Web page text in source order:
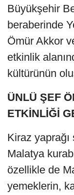
Büyükşehir
beraberinde
Ömür Akkor
etkinlik
kültürünün
ÜNLÜ ŞEF
ETKİNLİĞİ
Kiraz yaprağı
Malatya
özellikle de
yemeklerin,